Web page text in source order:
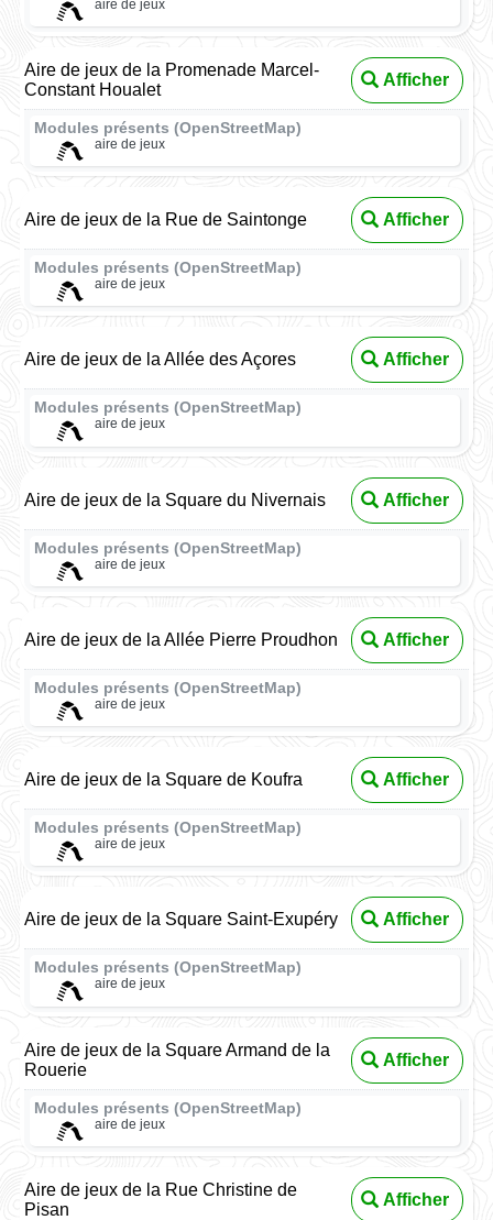
aire de jeux
Aire de jeux de la Promenade Marcel-
Constant Houalet
Afficher
Modules présents (OpenStreetMap)
aire de jeux
Aire de jeux de la Rue de Saintonge Afficher
Modules présents (OpenStreetMap)
aire de jeux
Aire de jeux de la Allée des Açores Afficher
Modules présents (OpenStreetMap)
aire de jeux
Aire de jeux de la Square du Nivernais Afficher
Modules présents (OpenStreetMap)
aire de jeux
Aire de jeux de la Allée Pierre Proudhon Afficher
Modules présents (OpenStreetMap)
aire de jeux
Aire de jeux de la Square de Koufra Afficher
Modules présents (OpenStreetMap)
aire de jeux
Aire de jeux de la Square Saint-Exupéry Afficher
Modules présents (OpenStreetMap)
aire de jeux
Aire de jeux de la Square Armand de la
Rouerie
Afficher
Modules présents (OpenStreetMap)
aire de jeux
Aire de jeux de la Rue Christine de
Pisan
Afficher